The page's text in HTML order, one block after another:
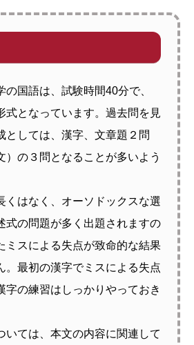
の国語は、試験時間40分で、
式となっています。過去問を見
としては、漢字、文章題２問
）の３問となることが多いよう
くはなく、オーソドックスな選
式の問題が多く出題されますの
ミスによる失点が致命的な結果
。最初の漢字でミスによる失点
字の練習はしっかりやっておき
いては、本文の内容に関連して